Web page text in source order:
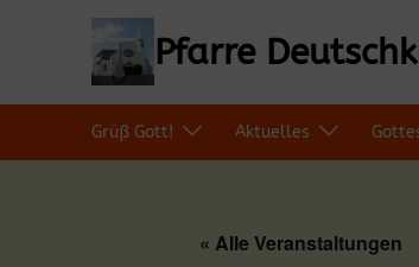
Pfarre
Grüß Gott! Aktuelles
« Alle Veranstaltungen